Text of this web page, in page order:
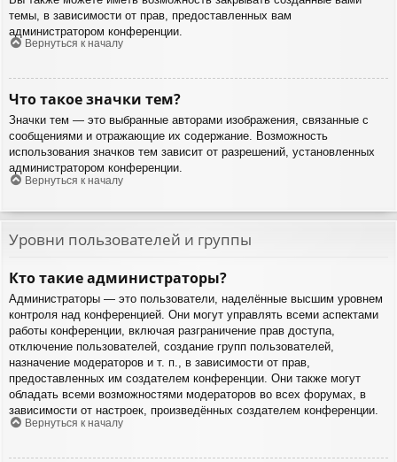
темы, в зависимости от прав, предоставленных вам
администратором конференции.
Вернуться к началу
Что такое значки тем?
Значки тем — это выбранные авторами изображения, связанные с
сообщениями и отражающие их содержание. Возможность
использования значков тем зависит от разрешений, установленных
администратором конференции.
Вернуться к началу
Уровни пользователей и группы
Кто такие администраторы?
Администраторы — это пользователи, наделённые высшим уровнем
контроля над конференцией. Они могут управлять всеми аспектами
работы конференции, включая разграничение прав доступа,
отключение пользователей, создание групп пользователей,
назначение модераторов и т. п., в зависимости от прав,
предоставленных им создателем конференции. Они также могут
обладать всеми возможностями модераторов во всех форумах, в
зависимости от настроек, произведённых создателем конференции.
Вернуться к началу